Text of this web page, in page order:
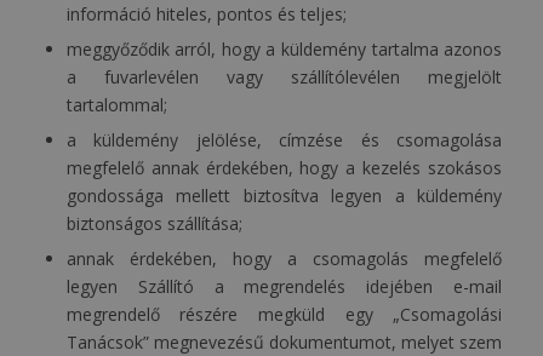
információ hiteles, pontos és teljes;
meggyőződik arról, hogy a küldemény tartalma azonos
a fuvarlevélen vagy szállítólevélen megjelölt
tartalommal;
a küldemény jelölése, címzése és csomagolása
megfelelő annak érdekében, hogy a kezelés szokásos
gondossága mellett biztosítva legyen a küldemény
biztonságos szállítása;
annak érdekében, hogy a csomagolás megfelelő
legyen Szállító a megrendelés idejében e-mail
megrendelő részére megküld egy „Csomagolási
Tanácsok” megnevezésű dokumentumot, melyet szem